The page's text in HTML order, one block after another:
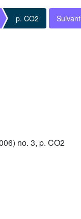
p. CO2 Suivant
no. 3, p. CO2